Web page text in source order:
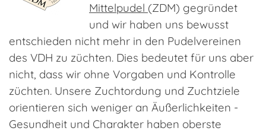
Mittelpudel (ZDM) gegründet
und wir haben uns bewusst
entschieden nicht mehr in den Pudelvereinen
des VDH zu züchten. Dies bedeutet für uns aber
nicht, dass wir ohne Vorgaben und Kontrolle
züchten. Unsere Zuchtordung und Zuchtziele
orientieren sich weniger an Äußerlichkeiten -
Gesundheit und Charakter haben oberste